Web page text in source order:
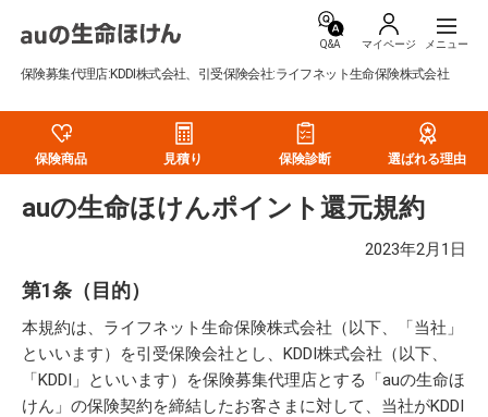
Q&A マイページ
保険募集代理店:KDDI株式会社、引受保険会社:ライフネット生命保険株式会社
保険商品 見積り 保険診断 選ばれる理由
auの生命ほけんポイント還元規約
2023年2月1日
第1条（目的）
本規約は、ライフネット生命保険株式会社（以下、「当社」
といいます）を引受保険会社とし、KDDI株式会社（以下、
「KDDI」といいます）を保険募集代理店とする「auの生命ほ
けん」の保険契約を締結したお客さまに対して、当社がKDDI